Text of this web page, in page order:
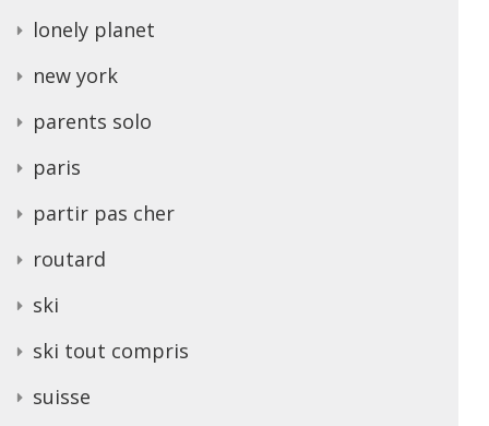
lonely planet
new york
parents solo
paris
partir pas cher
routard
ski
ski tout compris
suisse